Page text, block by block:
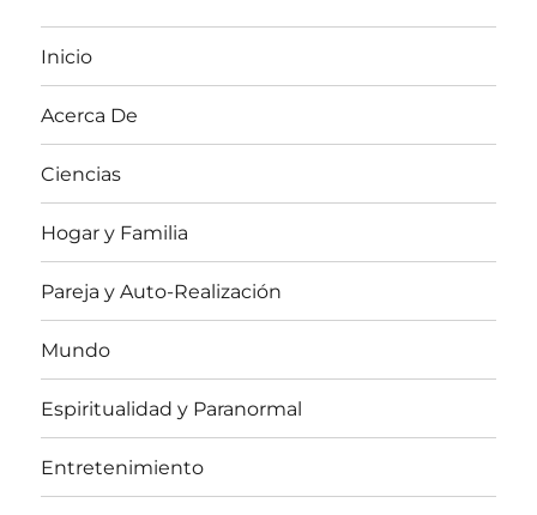
Inicio
Acerca De
Ciencias
Hogar y Familia
Pareja y Auto-Realización
Mundo
Espiritualidad y Paranormal
Entretenimiento